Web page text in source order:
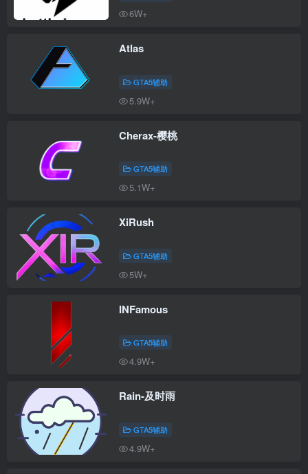
6W+
Atlas
GTA5辅助
5.9W+
Cherax-樱桃
GTA5辅助
5.1W+
XiRush
GTA5辅助
5W+
INFamous
GTA5辅助
4.9W+
Rain-及时雨
GTA5辅助
4.9W+